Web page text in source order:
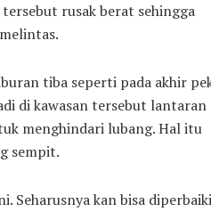
rusak berat sehingga
tiba seperti pada akhir
di kawasan tersebut lantaran
menghindari lubang. Hal itu
sempit.
Seharusnya kan bisa